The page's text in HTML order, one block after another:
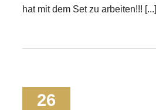
hat mit dem Set zu arbeiten!!! [...]
26